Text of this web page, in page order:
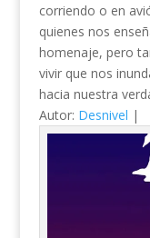
corriendo o en
quienes nos
homenaje, pero
vivir que nos
hacia nuestra
Autor: Desnivel |